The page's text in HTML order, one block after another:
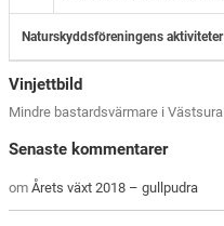
Naturskyddsföreningens
Vinjettbild
Mindre bastardsvärmare i
Senaste kommentarer
omÅrets växt 2018 – gullpudra